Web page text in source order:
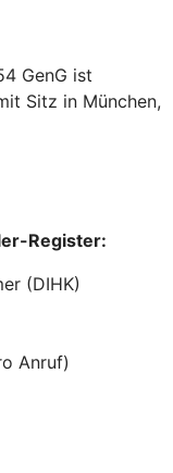
GenG ist
Sitz in München,
Register:
(DIHK)
Anruf)